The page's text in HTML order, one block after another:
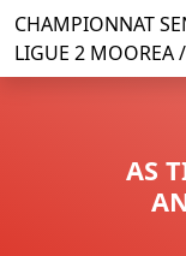
CHAMPIONNAT
LIGUE 2 MOOREA
AS